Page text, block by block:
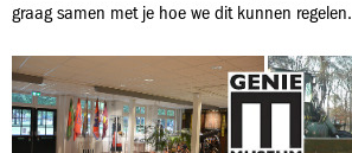
graag samen met je hoe we dit kunnen regelen.